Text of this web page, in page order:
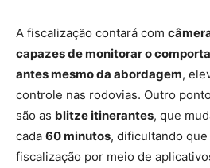
A fiscalização contará com
capazes de monitorar o
antes mesmo da abordagem,
controle nas rodovias. Outro
são as blitze itinerantes, que
cada 60 minutos, dificultando
fiscalização por meio de